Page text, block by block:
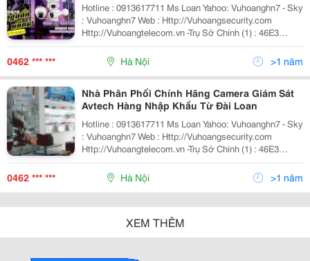
Hotline : 0913617711 Ms Loan Yahoo: Vuhoanghn7 - Sky
: Vuhoanghn7 Web : Http://Vuhoangsecurity.com
Http://Vuhoangtelecom.vn -Trụ Sở Chính (1) : 46E3
Nguyễn Văn Đậu - Phường 6 - Quận Bình Thạnh - Tp. Hồ
Chí Minh Điệ
0462 *** *** Hà Nội >1 năm
Nhà Phân Phối Chính Hãng Camera Giám Sát
Avtech Hàng Nhập Khẩu Từ Đài Loan
Hotline : 0913617711 Ms Loan Yahoo: Vuhoanghn7 - Sky
: Vuhoanghn7 Web : Http://Vuhoangsecurity.com
Http://Vuhoangtelecom.vn -Trụ Sở Chính (1) : 46E3
Nguyễn Văn Đậu - Phường 6 - Quận Bình Thạnh - Tp. Hồ
Chí Minh Điệ
0462 *** *** Hà Nội >1 năm
XEM THÊM